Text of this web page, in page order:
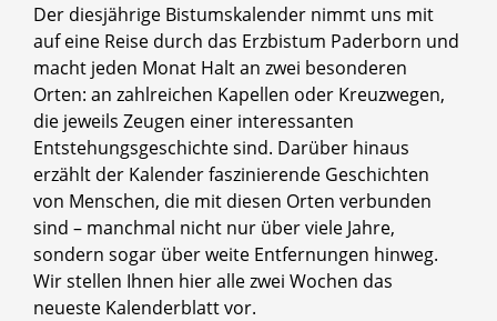
Der diesjährige Bistumskalender nimmt uns mit
auf eine Reise durch das Erzbistum Paderborn und
macht jeden Monat Halt an zwei besonderen
Orten: an zahlreichen Kapellen oder Kreuzwegen,
die jeweils Zeugen einer interessanten
Entstehungsgeschichte sind. Darüber hinaus
erzählt der Kalender faszinierende Geschichten
von Menschen, die mit diesen Orten verbunden
sind – manchmal nicht nur über viele Jahre,
sondern sogar über weite Entfernungen hinweg.
Wir stellen Ihnen hier alle zwei Wochen das
neueste Kalenderblatt vor.